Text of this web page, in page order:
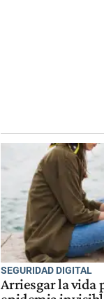
SEGURIDAD DIGITAL
Arriesgar la vida